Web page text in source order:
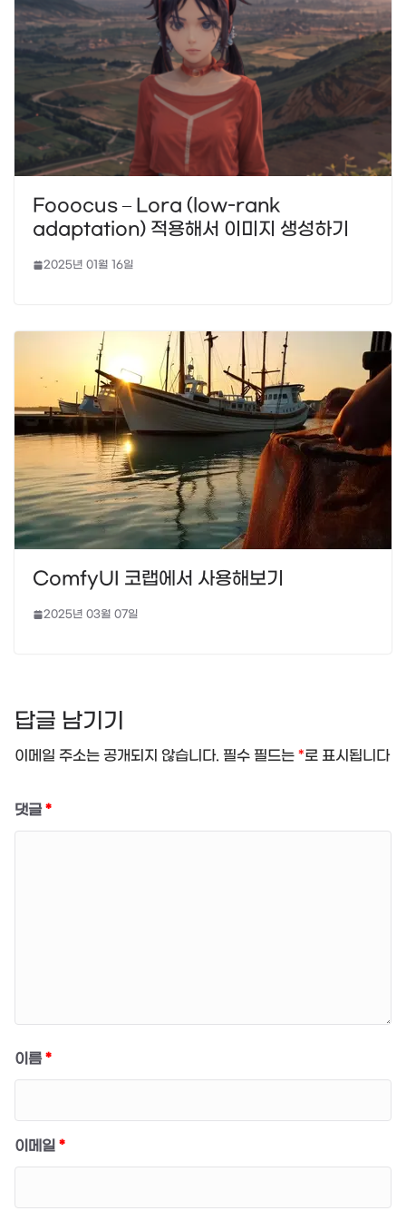
Fooocus – Lora (low-rank
adaptation) 적용해서 이미지 생성하기
2025년 01월 16일
ComfyUI 코랩에서 사용해보기
2025년 03월 07일
답글 남기기
이메일 주소는 공개되지 않습니다. 필수 필드는 *로 표시됩니다
댓글*
이름*
이메일 *